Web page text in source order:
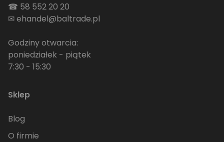
☎ 58 552 20 20
✉ehandel@baltrade.pl
Godziny otwarcia:
poniedziałek - piątek
7:30 - 15:30
Sklep
Blog
O firmie